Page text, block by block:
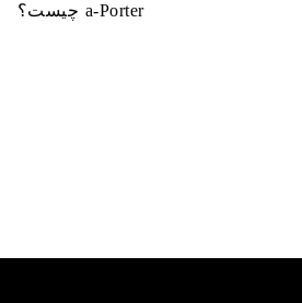
a-Porter چیست؟